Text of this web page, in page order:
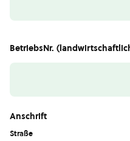
BetriebsNr.
Anschrift
Straße